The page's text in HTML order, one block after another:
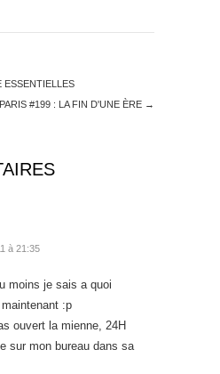
ESSENTIELLES
#199 : LA FIN D'UNE ÈRE →
à 21:35
moins je sais a quoi
maintenant :p
ouvert la mienne, 24H
sur mon bureau dans sa